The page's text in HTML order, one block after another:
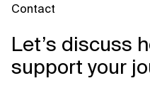
Contact
Let’s discuss
support your